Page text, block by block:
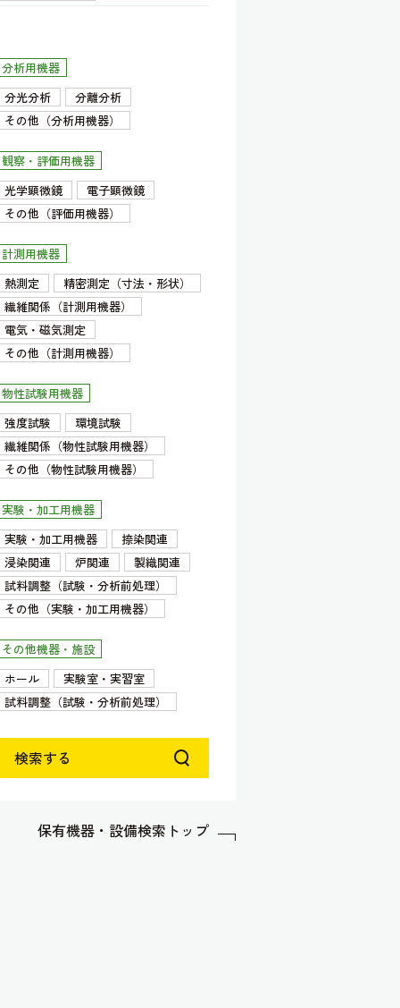
分析用機器
分光分析
分離分析
その他（分析用機器）
観察・評価用機器
光学顕微鏡
電子顕微鏡
その他（評価用機器）
計測用機器
熱測定
精密測定（寸法・形状）
繊維関係（計測用機器）
電気・磁気測定
その他（計測用機器）
物性試験用機器
強度試験
環境試験
繊維関係（物性試験用機器）
その他（物性試験用機器）
実験・加工用機器
実験・加工用機器
捺染関連
浸染関連
炉関連
製織関連
試料調整（試験・分析前処理）
その他（実験・加工用機器）
その他機器・施設
ホール
実験室・実習室
試料調整（試験・分析前処理）
検索する
保有機器・設備検索トップ